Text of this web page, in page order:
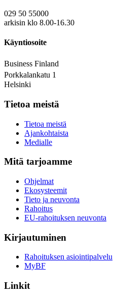
029 50 55000
arkisin klo 8.00-16.30
Käyntiosoite
Business Finland
Porkkalankatu 1
Helsinki
Tietoa meistä
Tietoa meistä
Ajankohtaista
Medialle
Mitä tarjoamme
Ohjelmat
Ekosysteemit
Tieto ja neuvonta
Rahoitus
EU-rahoituksen neuvonta
Kirjautuminen
Rahoituksen asiointipalvelu
MyBF
Linkit